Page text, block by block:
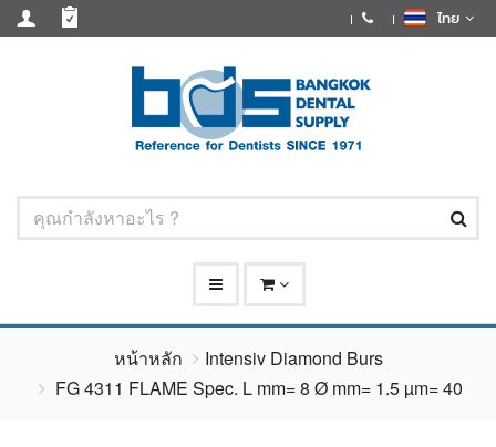
ไทย
หน้าหลัก
Intensiv Diamond Burs
FG 4311 FLAME Spec. L mm= 8 Ø mm= 1.5 µm= 40